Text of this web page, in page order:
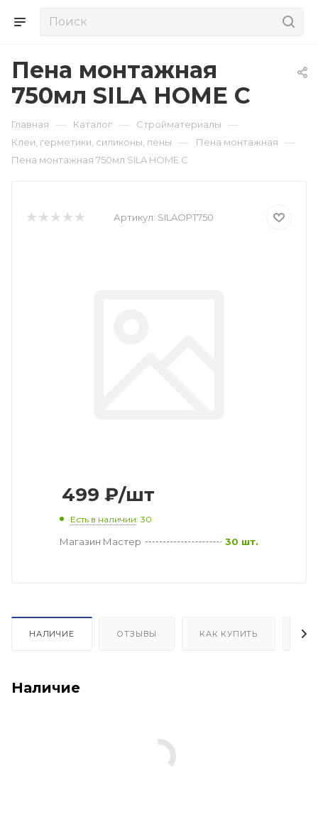
Пена монтажная
750мл SILA HOME С
Главная — Каталог — Стройматериалы —
Клеи, герметики, силиконы, пены — Пена монтажная —
Пена монтажная 750мл SILA HOME С
Артикул: SILAOPT750
499 ₽/шт
Есть в наличии: 30
Магазин Мастер 30 шт.
НАЛИЧИЕ ОТЗЫВЫ КАК КУПИТЬ
Наличие